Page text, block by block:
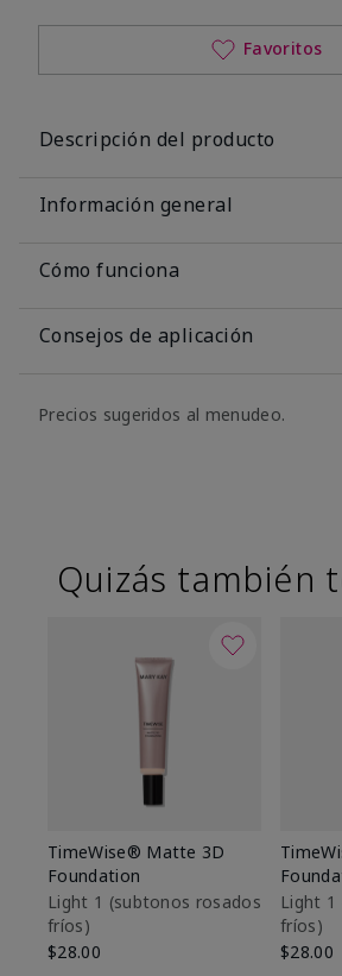
Favoritos
Descripción del producto
Información general
Cómo funciona
Consejos de aplicación
Precios sugeridos al menudeo.
Quizás también
TimeWise® Matte 3D
Foundation
Light 1​ (subtonos rosados
fríos)
$28.00
Light
fríos)
$28.00